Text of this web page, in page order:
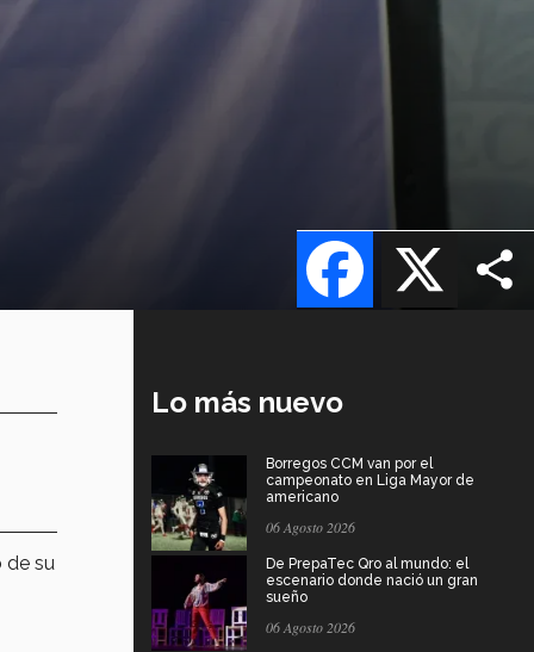
X
Facebook
de su
Lo más nuevo
Borregos CCM van por el
campeonato en Liga Mayor de
americano
06 Agosto 2026
De PrepaTec Qro al mundo: el
escenario donde nació un gran
sueño
06 Agosto 2026